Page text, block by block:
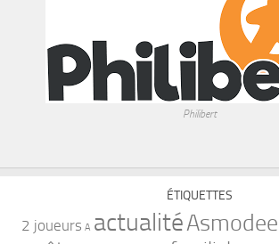
Philibert
ÉTIQUETTES
2 joueurs A actualitéAsmodee